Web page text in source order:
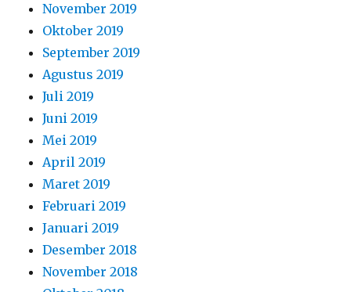
November 2019
Oktober 2019
September 2019
Agustus 2019
Juli 2019
Juni 2019
Mei 2019
April 2019
Maret 2019
Februari 2019
Januari 2019
Desember 2018
November 2018